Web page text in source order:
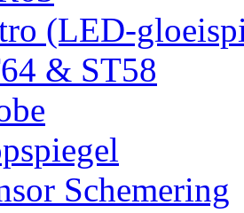
(LED-
& ST58
Schemering